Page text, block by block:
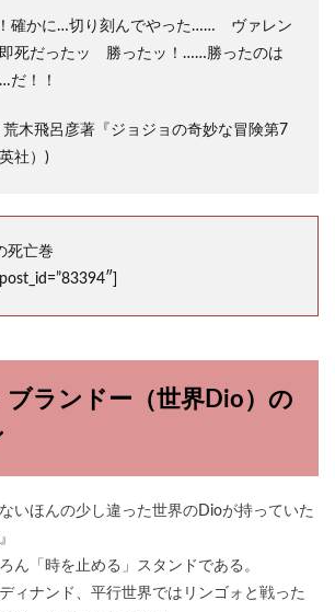
確かに…切り刻んでやった…… ヴァレン
即死だったッ 勝ったッ！……勝ったのは
だ！！
荒木飛呂彦著『ジョジョの奇妙な冒険第7
社）)
死亡巻
ブランドー（世界Dio）の
いほんの少し違った世界のDioが持っていた
ん「時を止める」スタンドである。
ィナンド、平行世界ではリンゴォと戦った